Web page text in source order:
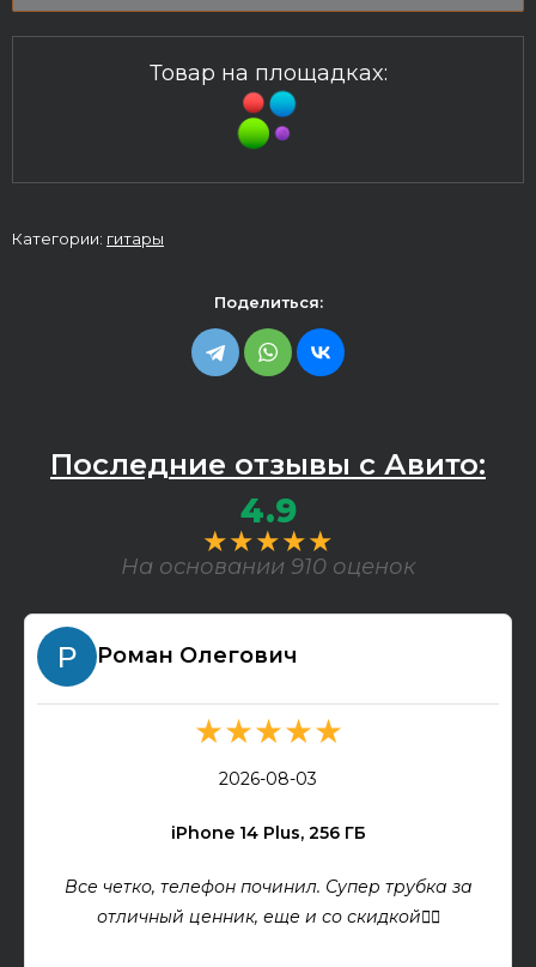
Товар на площадках:
Категории: гитары
Поделиться:
Последние отзывы с Авито:
4.9
★★★★★
На основании 910 оценок
Роман Олегович
★★★★★
2026-08-03
iPhone 14 Plus, 256 ГБ
Все четко, телефон починил. Супер трубка за
отличный ценник, еще и со скидкой👍🏻